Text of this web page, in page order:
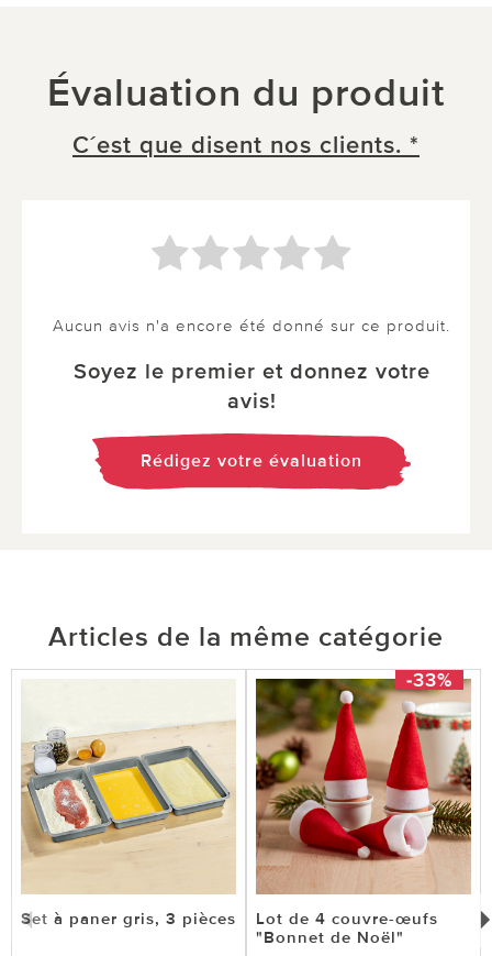
Évaluation du produit
C´est que disent nos clients. *
Aucun avis n'a encore été donné sur ce produit.
Soyez le premier et donnez votre
avis!
Rédigez votre évaluation
Articles de la même catégorie
Set à paner gris, 3 pièces
-33%
Lot de 4 couvre-œufs
"Bonnet de Noël"